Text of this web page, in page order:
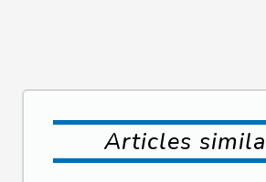
Articles